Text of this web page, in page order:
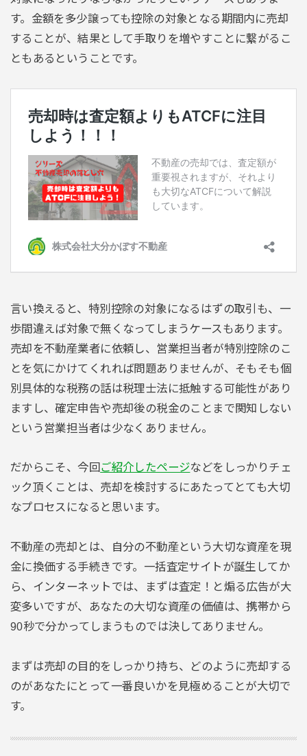
す。金額を多少譲っても控除の対象となる期間内に売却
することが、結果として手取りを増やすことに繋がるこ
ともあるということです。
言い換えると、特別控除の対象になるはずの取引も、一
歩間違えば対象で無くなってしまうケースもあります。
売却を不動産業者に依頼し、営業担当者が特別控除のこ
とを気にかけてくれれば問題ありませんが、そもそも個
別具体的な税務の話は税理士法に抵触する可能性があり
ますし、確定申告や売却後の税金のことまで関知しない
という営業担当者は少なくありません。
だからこそ、今回 ご紹介したページなどをしっかりチェ
ック頂くことは、売却を検討するにあたってとても大切
なプロセスになると思います。
不動産の売却とは、自分の不動産という大切な資産を現
金に換価する手続きです。一括査定サイトが誕生してか
ら、インターネットでは、まずは査定！と煽る広告が大
変多いですが、あなたの大切な資産の価値は、携帯から
90秒で分かってしまうものでは決してありません。
まずは売却の目的をしっかり持ち、どのように売却する
のがあなたにとって一番良いかを見極めることが大切で
す。